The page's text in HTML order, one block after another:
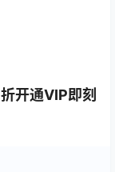
开通VIP即刻